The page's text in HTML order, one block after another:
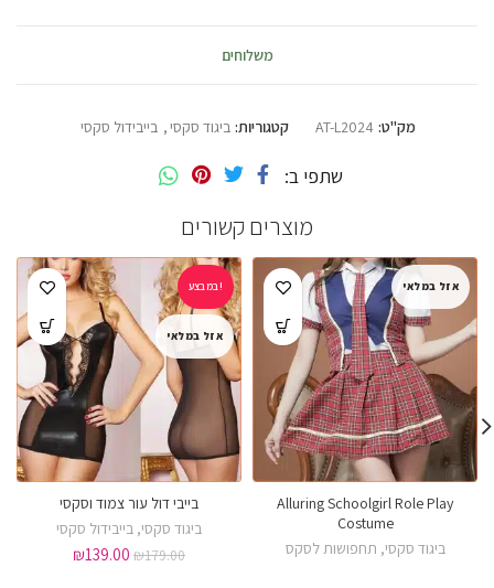
משלוחים
מק"ט: AT-L2024 קטגוריות: ביגוד סקסי, בייבידול סקסי
שתפי ב
מוצרים קשורים
אזל במלאי
Alluring Schoolgirl Role Play
Costume
ביגוד סקסי, תחפושות לסקס
במבצע!
אזל במלאי
בייבי דול עור צמוד וסקסי
ביגוד סקסי, בייבידול סקסי
₪179.00
₪139.00